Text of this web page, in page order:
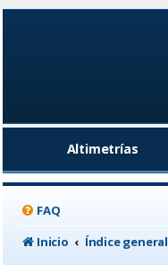
Altimetrías
FAQ
Inicio
Índice general